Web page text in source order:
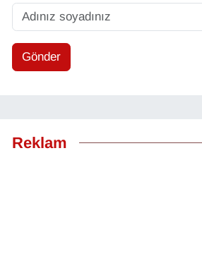
Gönder
Reklam